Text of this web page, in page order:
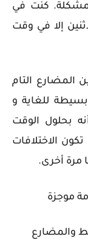
كنت في
إلا في وقت
المضارع التام
للغاية و
بحلول الوقت
الاختلافات
مرة أخرى.
موجزة
والمضارع